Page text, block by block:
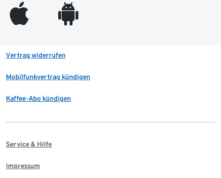
appleinc android
Vertrag widerrufen
Mobilfunkvertrag kündigen
Kaffee-Abo kündigen
Service & Hilfe
Impressum